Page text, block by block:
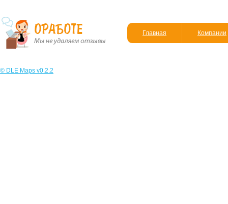
Главная Компании
© DLE Maps v0.2.2